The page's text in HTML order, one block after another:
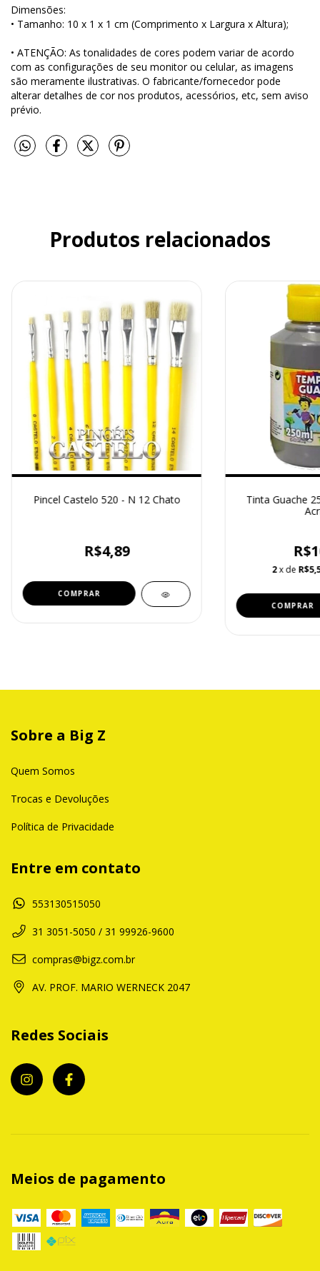
Dimensões:
• Tamanho: 10 x 1 x 1 cm (Comprimento x Largura x Altura);
• ATENÇÃO: As tonalidades de cores podem variar de acordo
com as configurações de seu monitor ou celular, as imagens
são meramente ilustrativas. O fabricante/fornecedor pode
alterar detalhes de cor nos produtos, acessórios, etc, sem aviso
prévio.
Produtos relacionados
Pincel Castelo 520 - N 12 Chato
R$4,89
Tinta Guache
2x de
Sobre a Big Z
Quem Somos
Trocas e Devoluções
Política de Privacidade
Entre em contato
553130515050
31 3051-5050 / 31 99926-9600
compras@bigz.com.br
AV. PROF. MARIO WERNECK 2047
Redes Sociais
Meios de pagamento